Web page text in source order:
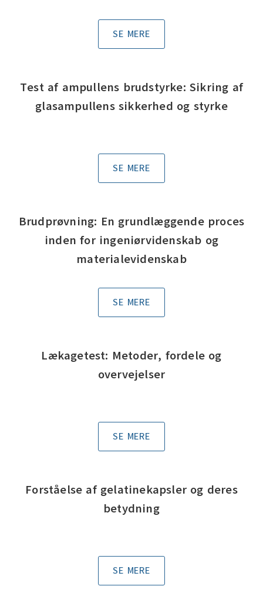
SE MERE
Test af ampullens brudstyrke: Sikring af
glasampullens sikkerhed og styrke
SE MERE
Brudprøvning: En grundlæggende proces
inden for ingeniørvidenskab og
materialevidenskab
SE MERE
Lækagetest: Metoder, fordele og
overvejelser
SE MERE
Forståelse af gelatinekapsler og deres
betydning
SE MERE